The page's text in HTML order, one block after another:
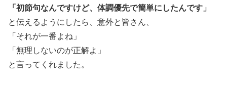
「初節句なんですけど、体調優先で簡単にしたんです」
と伝えるようにしたら、意外と皆さん、
「それが一番よね」
「無理しないのが正解よ」
と言ってくれました。